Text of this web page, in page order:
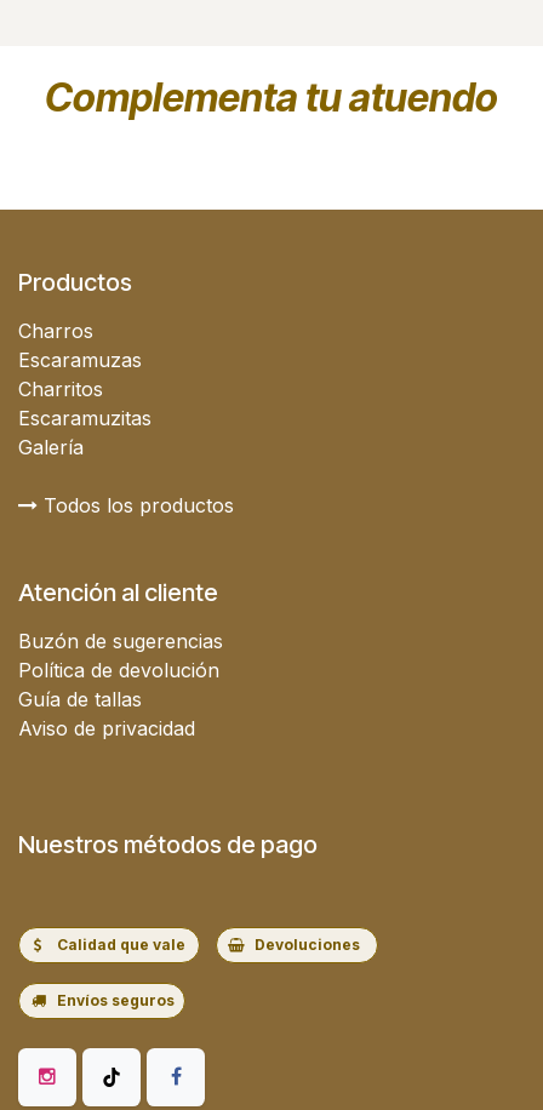
Complementa tu atuendo
Productos
Charros
Escaramuzas
Charritos
Escaramuzitas
Galería
Todos los productos
Atención al cliente
Buzón de sugerencias
Política de devolución
Guía de tallas
Aviso de privacidad
Nuestros métodos de pago
Calidad que vale Devoluciones
Envíos seguros